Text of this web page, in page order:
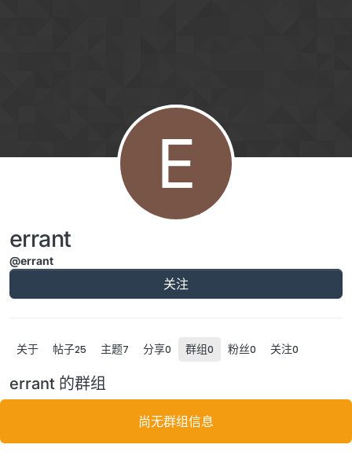
E
errant
@errant
关注
关于 帖子25 主题7 分享0 群组0 粉丝0 关注0
errant 的群组
尚无群组信息